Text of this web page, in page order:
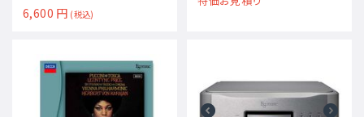
6,600 円 (税込)